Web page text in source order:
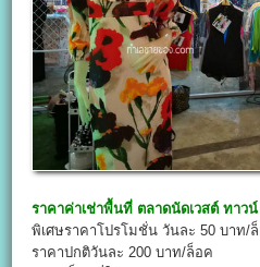
ราคาค่าเช่าพื้นที่ ตลาดนัดเวสต์ ทาวน์
พิเศษราคาโปรโมชั่น วันละ 50 บาท/
ราคาปกติวันละ 200 บาท/ล็อค